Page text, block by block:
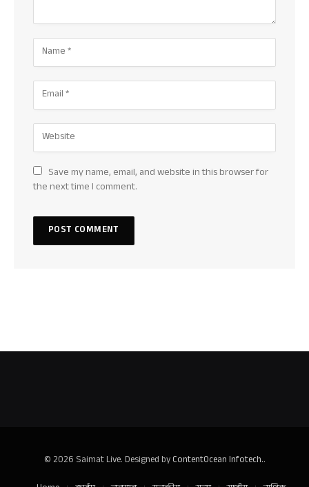
Save my name, email, and website in this browser for
the next time I comment.
© 2026 Saimat Live. Designed byContentOcean Infotech..